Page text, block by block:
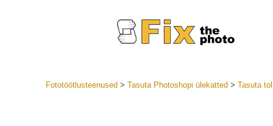
Fototöötlusteenused > Tasuta Photoshopi ülekatted > Tasuta